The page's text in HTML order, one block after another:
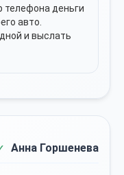
телефона деньги
авто.
и выслать
Анна Горшенева